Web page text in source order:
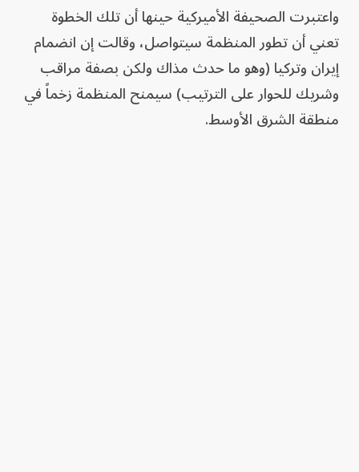
واعتبرت الصحيفة الأميركية حينها أن تلك الخطوة
تعني أن تطور المنظمة سيتواصل، وقالت إن انضمام
إيران وتركيا (وهو ما حدث مذاك ولكن بصفة مراقب
وشريك للحوار على الترتيب) سيمنح المنظمة زخماً في
منطقة الشرق الأوسط.